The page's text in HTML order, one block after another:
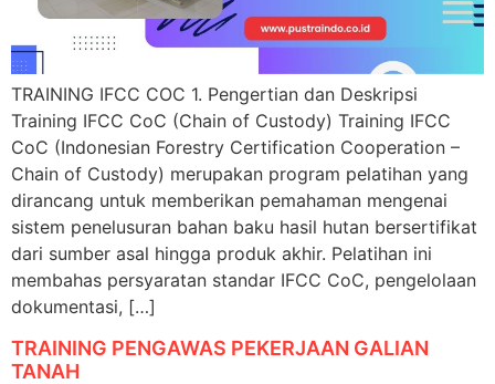
TRAINING IFCC COC 1. Pengertian dan Deskripsi
Training IFCC CoC (Chain of Custody) Training IFCC
CoC (Indonesian Forestry Certification Cooperation –
Chain of Custody) merupakan program pelatihan yang
dirancang untuk memberikan pemahaman mengenai
sistem penelusuran bahan baku hasil hutan bersertifikat
dari sumber asal hingga produk akhir. Pelatihan ini
membahas persyaratan standar IFCC CoC, pengelolaan
dokumentasi, […]
TRAINING PENGAWAS PEKERJAAN GALIAN
TANAH